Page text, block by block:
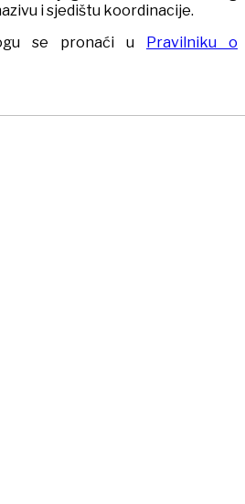
i sjedištu koordinacije.
se pronaći u Pravilniku o